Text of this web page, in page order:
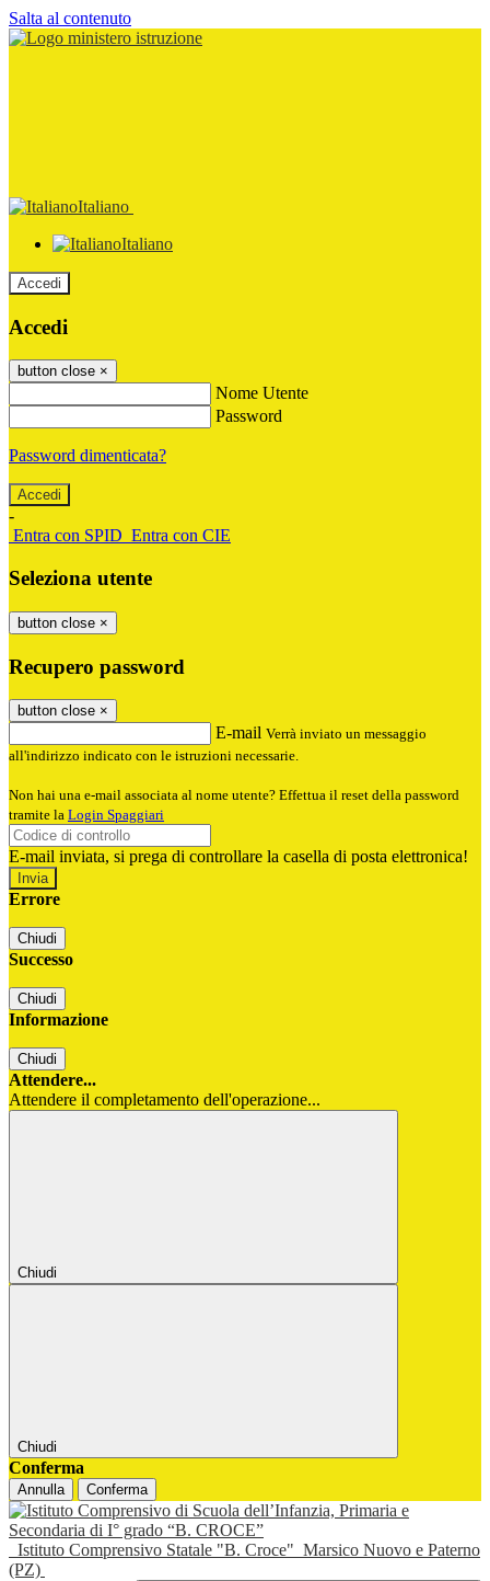
Salta al contenuto
Italiano
Italiano
Accedi
Accedi
button close ×
Nome Utente
Password
Password dimenticata?
-
Entra con SPID Entra con CIE
Seleziona utente
button close ×
Recupero password
button close ×
E-mail Verrà inviato un messaggio
all'indirizzo indicato con le istruzioni necessarie.
Non hai una e-mail associata al nome utente? Effettua il reset della password
tramite la Login Spaggiari
E-mail inviata, si prega di controllare la casella di posta elettronica!
Errore
Chiudi
Successo
Chiudi
Informazione
Chiudi
Attendere...
Attendere il completamento dell'operazione...
Chiudi
Chiudi
Conferma
Annulla Conferma
Istituto Comprensivo Statale "B. Croce" Marsico Nuovo e Paterno
(PZ)